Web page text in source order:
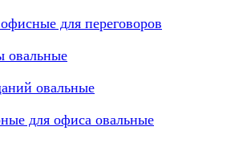
для переговоров
овальные
овальные
для офиса овальные